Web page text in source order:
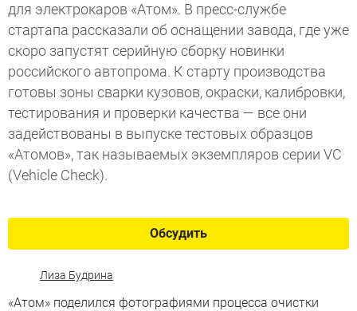
для электрокаров «Атом». В пресс-службе
стартапа рассказали об оснащении завода, где уже
скоро запустят серийную сборку новинки
российского автопрома. К старту производства
готовы зоны сварки кузовов, окраски, калибровки,
тестирования и проверки качества — все они
задействованы в выпуске тестовых образцов
«Атомов», так называемых экземпляров серии VC
(Vehicle Check).
Обсудить
Лиза Будрина
«Атом» поделился фотографиями процесса очистки